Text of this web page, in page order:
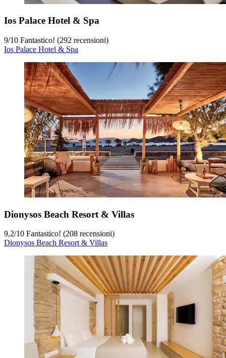
Ios Palace Hotel & Spa
9/10 Fantastico! (292 recensioni)
Ios Palace Hotel & Spa
Dionysos Beach Resort & Villas
9,2/10 Fantastico! (208 recensioni)
Dionysos Beach Resort & Villas